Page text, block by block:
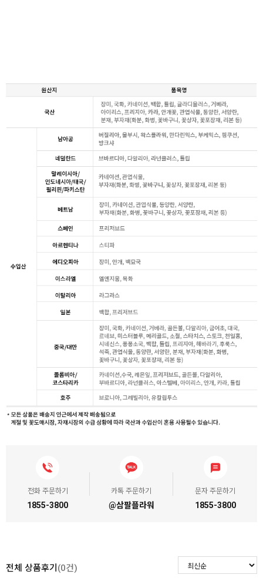
전화 주문하기
1855-3800
카톡 주문하기
@삼팔플라워
문자 주문하기
1855-3800
전체 상품후기 (0건)